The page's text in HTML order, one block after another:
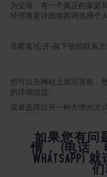
为父母，有一个真正的家庭
经理将更详细地咨询选择个
非匿名/公开-留下他的联系
您可以在网站上填写表格，
的详细信息。
或者选择以另一种方便的方
如果您有问
情， (电话，
WHATSAPP)